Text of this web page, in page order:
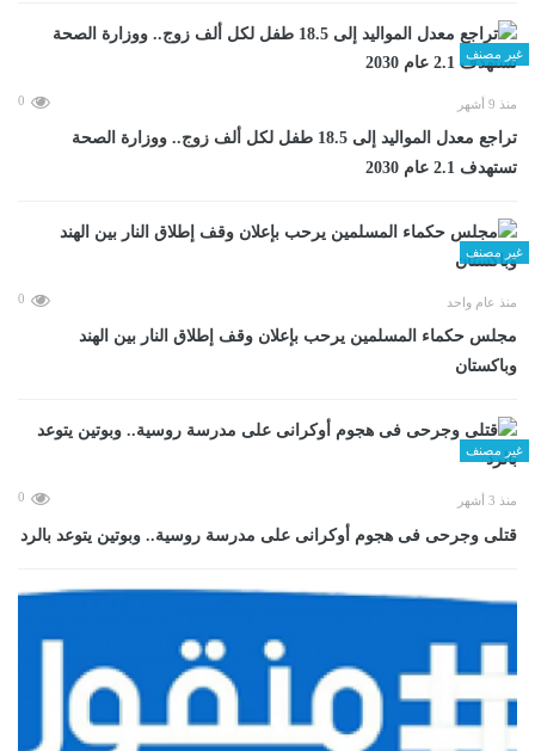
غير مصنف
منذ 9 أشهر 0
تراجع معدل المواليد إلى 18.5 طفل لكل ألف زوج.. ووزارة الصحة
تستهدف 2.1 عام 2030
غير مصنف
منذ عام واحد 0
مجلس حكماء المسلمين يرحب بإعلان وقف إطلاق النار بين الهند
وباكستان
غير مصنف
منذ 3 أشهر 0
قتلى وجرحى فى هجوم أوكرانى على مدرسة روسية.. وبوتين يتوعد بالرد